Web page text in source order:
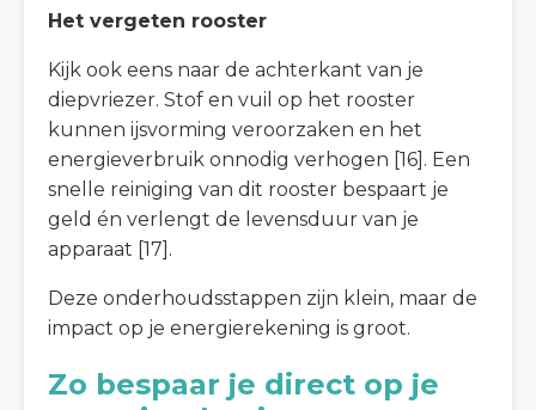
Het vergeten rooster
Kijk ook eens naar de achterkant van je
diepvriezer. Stof en vuil op het rooster
kunnen ijsvorming veroorzaken en het
energieverbruik onnodig verhogen [16]. Een
snelle reiniging van dit rooster bespaart je
geld én verlengt de levensduur van je
apparaat [17].
Deze onderhoudsstappen zijn klein, maar de
impact op je energierekening is groot.
Zo bespaar je direct op je